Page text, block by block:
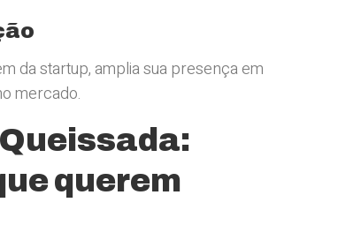
da startup, amplia sua presença em
mercado.
querem